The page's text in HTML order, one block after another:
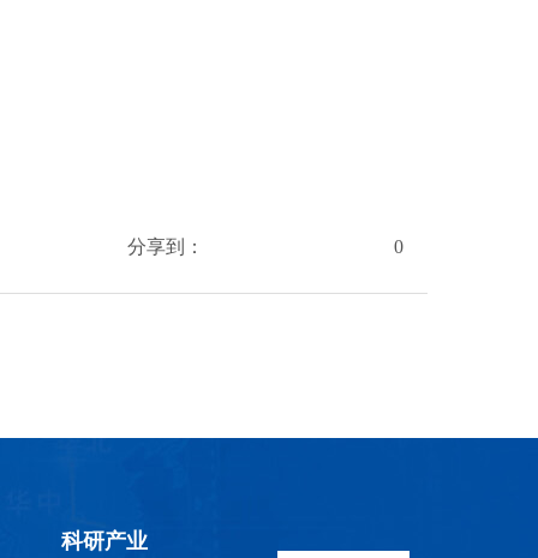
分享到： 0
科研产业